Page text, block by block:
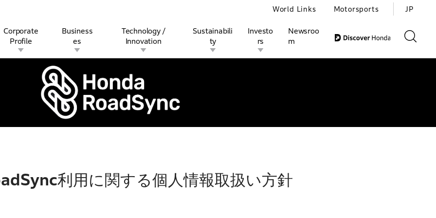
Corporate
Profile
History Corporate Brand Corporate Sports Activities
Business
es
Other Businesses
Technology /
Innovation
Open Innovation
Sustainabili
ty
Governance Safety Quality
Investo
rs
Stock and Bond Information IR Calendar For Individual Investors
Newsroo
m
World Links Motorsports JP
利用に関する個人情報取扱い方針